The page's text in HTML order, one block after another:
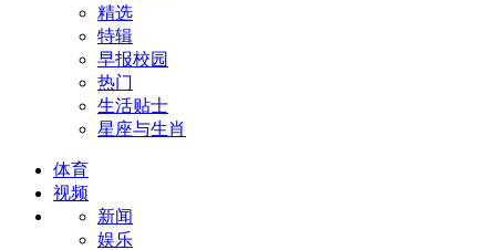
精选
特辑
早报校园
热门
生活贴士
星座与生肖
体育
视频
新闻
娱乐